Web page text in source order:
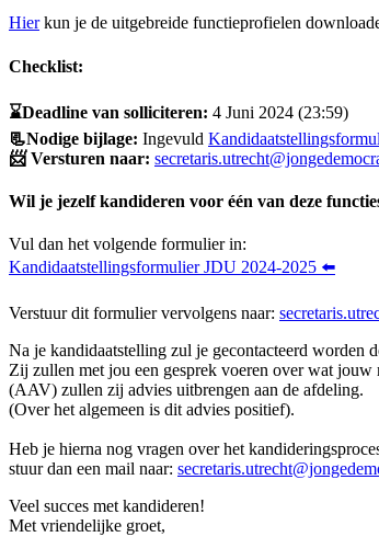
Hierkun je de uitgebreide functieprofielen
Checklist:
⌛Deadline van solliciteren: 4 Juni 2024 (23:59)
📃Nodige bijlage: Ingevuld
📨 Versturen naar:
Wil je jezelf kandideren voor één van deze
Vul dan het volgende formulier in:
Kandidaatstellingsformulier JDU 2024-2025 ⬅️
Verstuur dit formulier vervolgens naar:
Na je kandidaatstelling zul je gecontacteerd worden
Zij zullen met jou een gesprek voeren over wat
(AAV) zullen zij advies uitbrengen aan de afdeling.
(Over het algemeen is dit advies positief).
Heb je hierna nog vragen over het
stuur dan een mail naar:
Veel succes met kandideren!
Met vriendelijke groet,